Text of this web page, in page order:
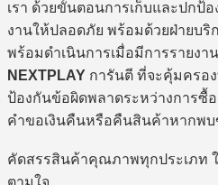
เรา ด้วยขั้นตอนการเก็บและปกป้
งานให้ปลอดภัย พร้อมด้วยฝ่ายบริ
พร้อมดำเนินการเมื่อมีการรายงา
NEXTPLAY การันตี ที่จะคุ้มครอ
ป้องกันข้อผิดพลาดระหว่างการซื้
คำขอเงินคืนหรือคืนสินค้าหากพ
คัดสรรสินค้าคุณภาพทุกประเภท
ตามใจ